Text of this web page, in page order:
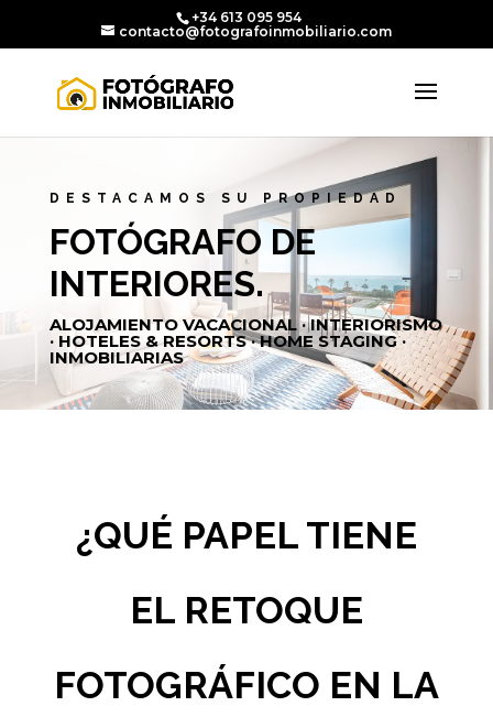
+34 613 095 954
contacto@fotografoinmobiliario.com
DESTACAMOS SU PROPIEDAD
FOTÓGRAFO DE
INTERIORES.
ALOJAMIENTO VACACIONAL · INTERIORISMO
· HOTELES & RESORTS · HOME STAGING ·
INMOBILIARIAS
¿QUÉ PAPEL TIENE
EL RETOQUE
FOTOGRÁFICO EN LA